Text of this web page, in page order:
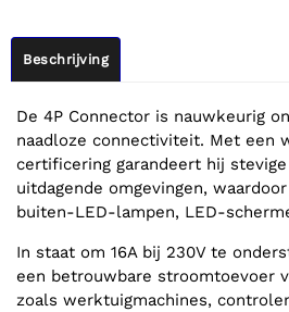
Beschrijving
De 4P Connector is nauwkeurig
naadloze connectiviteit. Met een
certificering garandeert hij
uitdagende omgevingen,
buiten-LED-lampen, LED-
In staat om 16A bij 230V te
een betrouwbare stroomtoevoer
zoals werktuigmachines,